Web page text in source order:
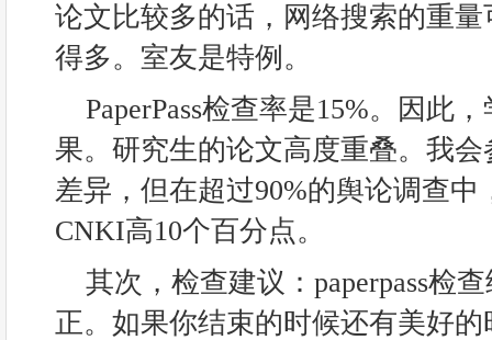
论文比较多的话，网络搜索的重量
得多。室友是特例。
PaperPass检查率是15%。因此
果。研究生的论文高度重叠。我
差异，但在超过90%的舆论调查中
CNKI高10个百分点。
其次，检查建议：paperpass检
正。如果你结束的时候还有美好